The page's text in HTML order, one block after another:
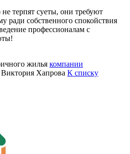
терпят суеты, они требуют
ради собственного спокойствия
профессионалам с
жилья компании
Виктория Хапрова К списку